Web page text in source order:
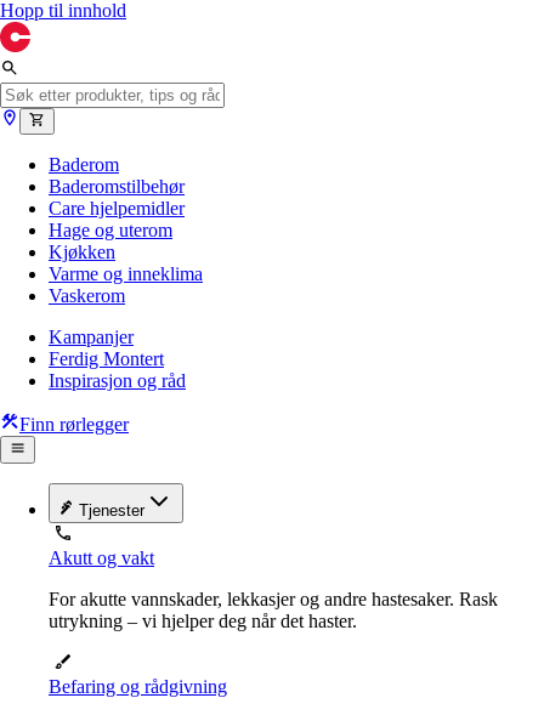
Hopp til innhold
Baderom
Baderomstilbehør
Care hjelpemidler
Hage og uterom
Kjøkken
Varme og inneklima
Vaskerom
Kampanjer
Ferdig Montert
Inspirasjon og råd
Finn rørlegger
Tjenester
Akutt og vakt
For akutte vannskader, lekkasjer og andre hastesaker. Rask
utrykning – vi hjelper deg når det haster.
Befaring og rådgivning